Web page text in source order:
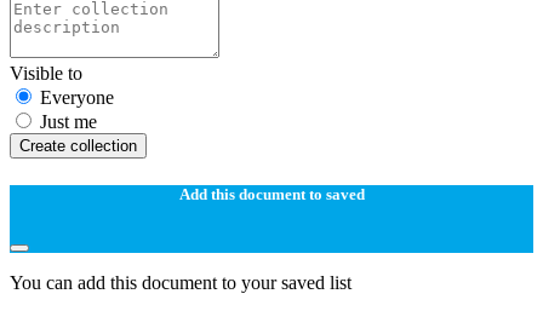
Visible to
Everyone
Just me
Create collection
Add this document to saved
You can add this document to your saved list